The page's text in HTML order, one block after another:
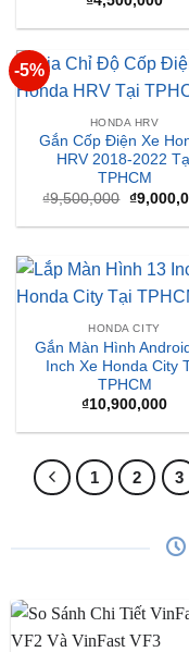
-5%
HONDA HRV
Gắn Cốp Điện Xe
HRV 2018-2022
TPHCM
₫9,500,000 Giá
gốc
là:
₫
HONDA CITY
Gắn Màn Hình
Inch Xe Honda City
TPHCM
₫10,900,000
1 2 3